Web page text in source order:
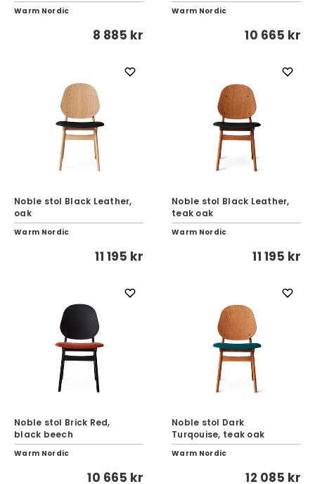
Warm Nordic
8 885 kr
Warm Nordic
10 665 kr
Noble stol Black Leather,
oak
Warm Nordic
11 195 kr
Noble stol Black Leather,
teak oak
Warm Nordic
11 195 kr
Noble stol Brick Red,
black beech
Warm Nordic
10 665 kr
Noble stol Dark
Turqouise, teak oak
Warm Nordic
12 085 kr